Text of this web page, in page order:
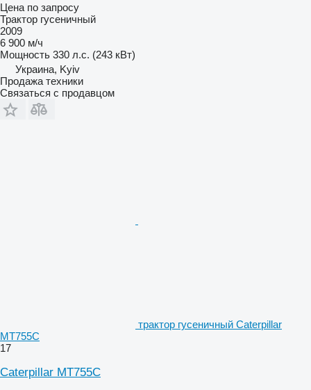
Цена по запросу
Трактор гусеничный
2009
6 900 м/ч
Мощность 330 л.с. (243 кВт)
Украина, Kyiv
Продажа техники
Связаться с продавцом
трактор гусеничный Caterpillar
MT755C
17
Caterpillar MT755C